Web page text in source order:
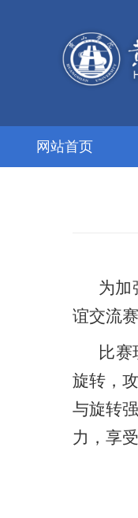
网站首页
为加
谊交流赛
比赛
旋转，
与旋转强
力，享